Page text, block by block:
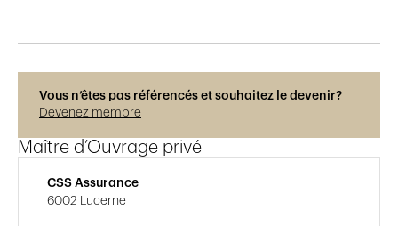
Vous n’êtes pas référencés et souhaitez le devenir?
Devenez membre
Maître d’Ouvrage privé
CSS Assurance
6002 Lucerne